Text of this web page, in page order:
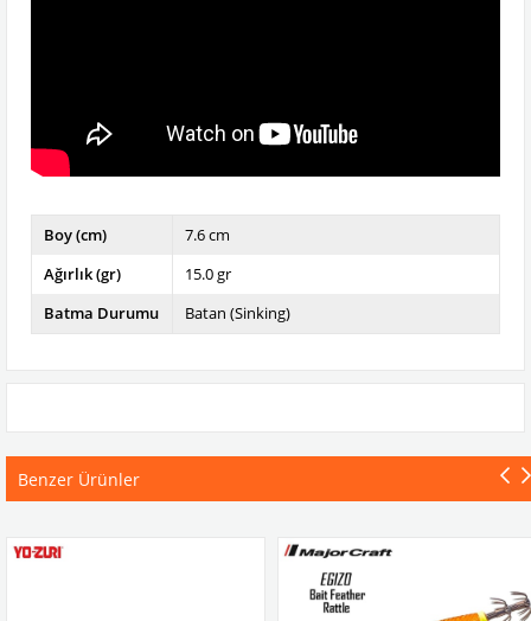
Boy (cm)
7.6 cm
Ağırlık (gr)
15.0 gr
Batma Durumu
Batan (Sinking)
Benzer Ürünler